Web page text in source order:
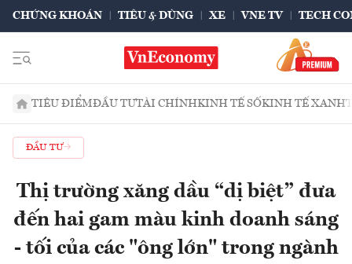
CHỨNG KHOÁN TIÊU & DÙNG XE VNE TV TECH
TIÊU ĐIỂMĐẦU TƯTÀI CHÍNHKINH TẾ SỐKINH TẾ XANH
ĐẦU TƯ
Thị trường xăng dầu “dị biệt” đưa
đến hai gam màu kinh doanh sáng
- tối của các "ông lớn" trong ngành